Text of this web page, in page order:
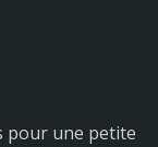
pour une petite